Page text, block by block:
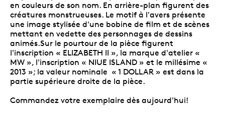
en couleurs de son nom. En arrière-plan figurent des
créatures monstrueuses. Le motif à l'avers présente
une image stylisée d'une bobine de film et de scènes
mettant en vedette des personnages de dessins
animés.Sur le pourtour de la pièce figurent
l'inscription « ELIZABETH II », la marque d'atelier «
MW », l'inscription « NIUE ISLAND » et le millésime «
2013 »; la valeur nominale « 1 DOLLAR » est dans la
partie supérieure droite de la pièce.
Commandez votre exemplaire dès aujourd'hui!